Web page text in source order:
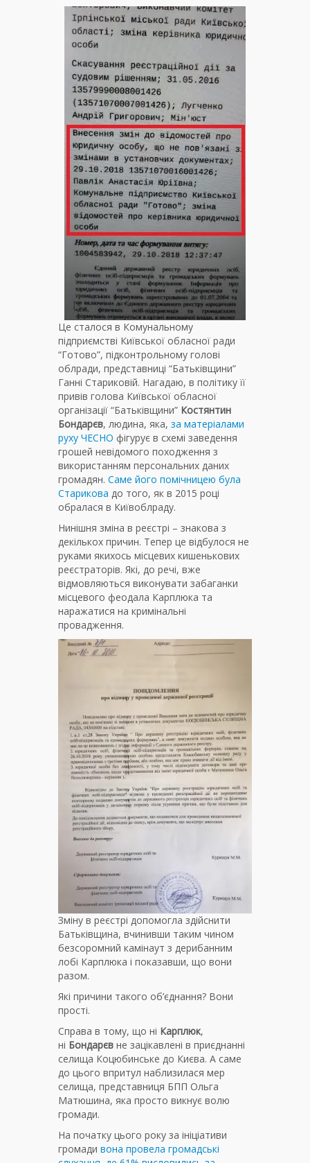
Це сталося в Комунальному
підприємстві Київської обласної ради
“Готово”, підконтрольному голові
облради, представниці “Батьківщини”
Ганні Стариковій. Нагадаю, в політику її
привів голова Київської обласної
організації “Батьківщини” Костянтин
Бондарєв, людина, яка, за матеріалами
руху ЧЕСНО фігурує в схемі заведення
грошей невідомого походження з
використанням персональних даних
громадян. Саме його помічницею була
Старикова до того, як в 2015 році
обралася в Київоблраду.
Нинішня зміна в реєстрі – знакова з
декількох причин. Тепер це відбулося не
руками якихось місцевих кишенькових
реєстраторів. Які, до речі, вже
відмовляються виконувати забаганки
місцевого феодала Карплюка та
наражатися на кримінальні
провадження.
Зміну в реєстрі допомогла здійснити
Батьківщина, вчинивши таким чином
безсоромний камінаут з дерибанним
лобі Карплюка і показавши, що вони
разом.
Які причини такого об’єднання? Вони
прості.
Справа в тому, що ні Карплюк,
ні Бондарєв не зацікавлені в приєднанні
селища Коцюбинське до Києва. А саме
до цього впритул наблизилася мер
селища, представниця БПП Ольга
Матюшина, яка просто викнує волю
громади.
На початку цього року за ініціативи
громади вона провела громадські